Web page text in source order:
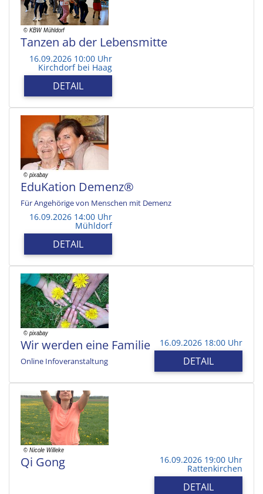
Tanzen ab der Lebensmitte
16.09.2026 10:00 Uhr
Kirchdorf bei Haag
DETAIL
EduKation Demenz®
Für Angehörige von Menschen mit Demenz
16.09.2026 14:00 Uhr
Mühldorf
DETAIL
Wir werden eine Familie
Online Infoveranstaltung
16.09.2026 18:00 Uhr
DETAIL
Qi Gong 16.09.2026 19:00 Uhr
Rattenkirchen
DETAIL